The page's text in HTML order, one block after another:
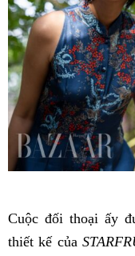
Cuộc đối thoại ấy
thiết kế của